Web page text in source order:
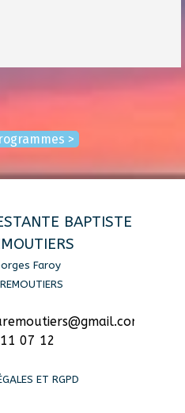
>
BAPTISTE
Faroy
07 12
ET RGPD